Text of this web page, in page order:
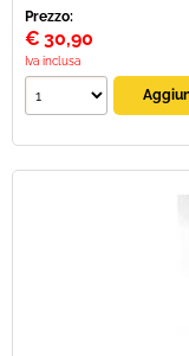
Prezzo:
€ 30,90
Iva inclusa